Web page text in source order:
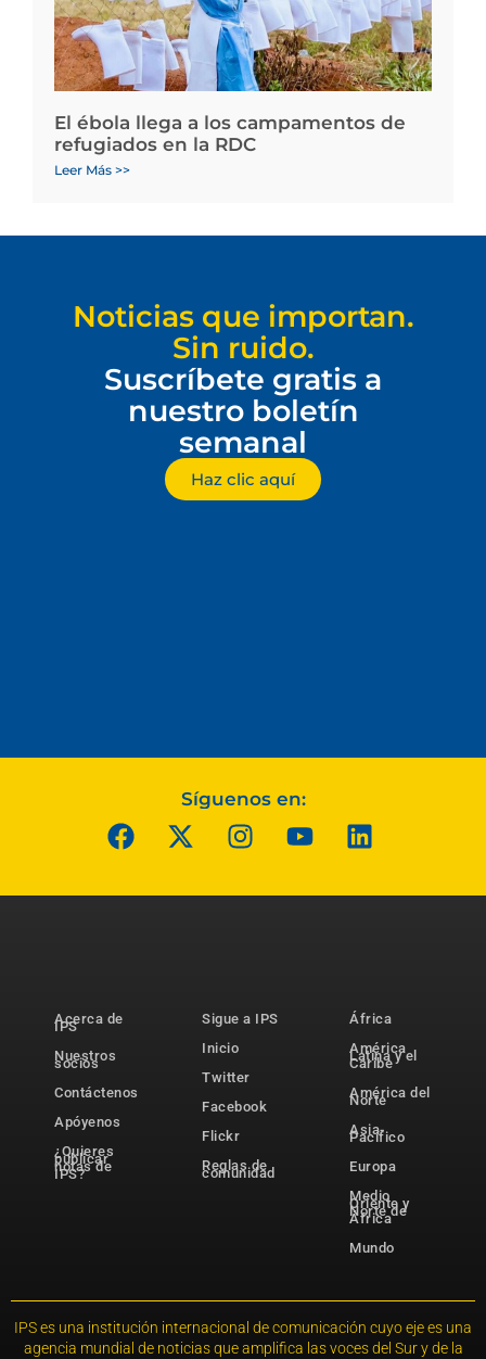
El ébola llega a los campamentos de
refugiados en la RDC
Leer Más >>
Noticias que importan.
Sin ruido.
Suscríbete gratis a
nuestro boletín
semanal
Haz clic aquí
Síguenos en:
Acerca de
IPS
Nuestros
socios
Contáctenos
Apóyenos
¿Quieres
publicar
notas de
IPS?
Sigue a IPS
Inicio
Twitter
Facebook
Flickr
Reglas de
comunidad
África
América
Latina y el
Caribe
América del
Norte
Asia-
Pacífico
Europa
Medio
Oriente y
Norte de
África
Mundo
IPS es una institución internacional de comunicación cuyo eje es una
agencia mundial de noticias que amplifica las voces del Sur y de la